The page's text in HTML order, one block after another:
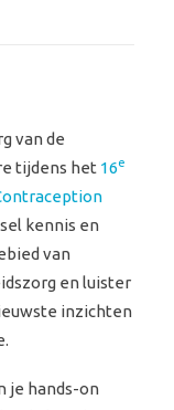
van de
tijdens het 16e
kennis en
van
en luister
inzichten
je hands-on